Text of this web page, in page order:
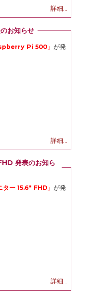
詳細...
お知らせ
Pi 500」 が発
詳細...
発表のお知ら
ター 15.6" FHD」 が発
詳細...